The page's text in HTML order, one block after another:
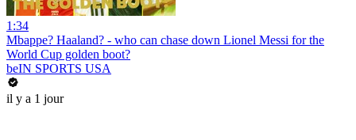
1:34
Mbappe? Haaland? - who can chase down Lionel Messi for the
World Cup golden boot?
beIN SPORTS USA
il y a 1 jour